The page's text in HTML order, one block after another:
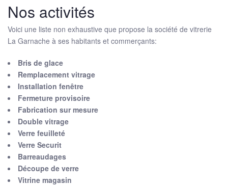
Nos activités
Voici une liste non exhaustive que propose la société de vitrerie
La Garnache à ses habitants et commerçants:
Bris de glace
Remplacement vitrage
Installation fenêtre
Fermeture provisoire
Fabrication sur mesure
Double vitrage
Verre feuilleté
Verre Securit
Barreaudages
Découpe de verre
Vitrine magasin